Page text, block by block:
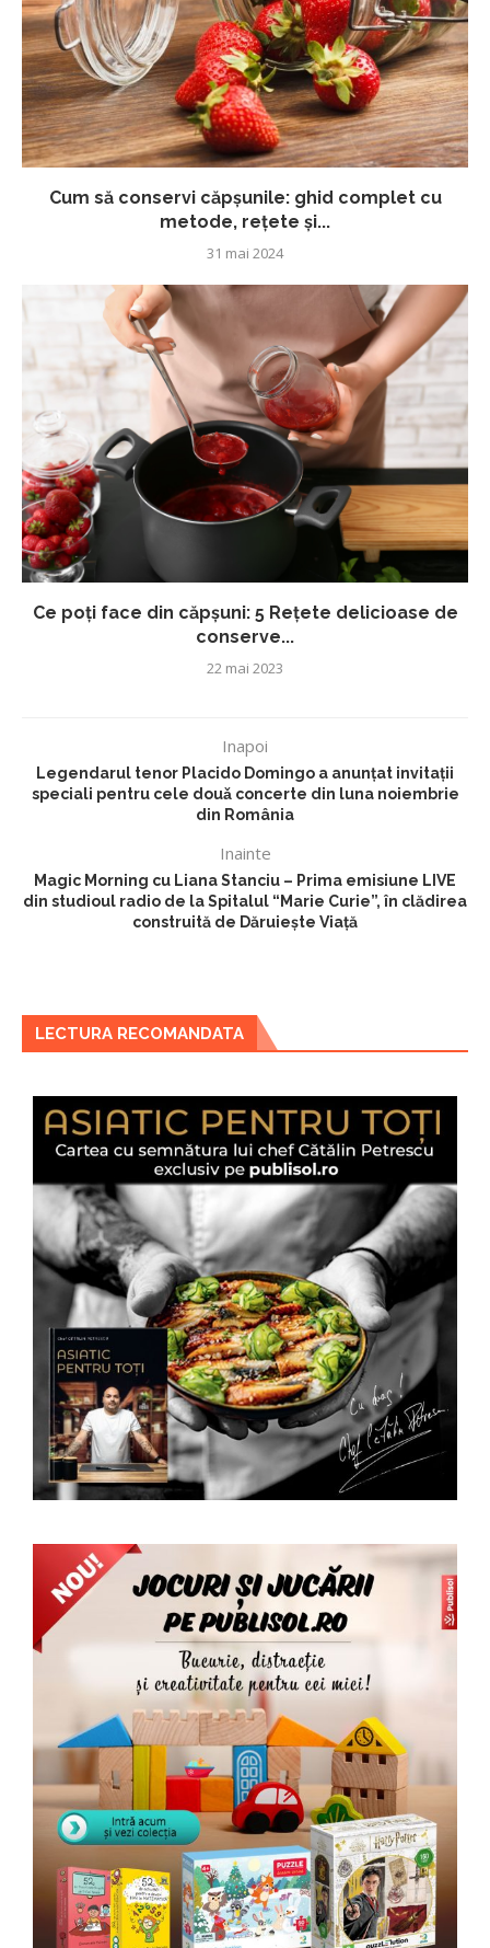
Cum să conservi căpșunile: ghid complet cu
metode, rețete și...
31 mai 2024
Ce poți face din căpșuni: 5 Rețete delicioase de
conserve...
22 mai 2023
Inapoi
Legendarul tenor Placido Domingo a anunțat invitații
speciali pentru cele douǎ concerte din luna noiembrie
din România
Inainte
Magic Morning cu Liana Stanciu – Prima emisiune LIVE
din studioul radio de la Spitalul “Marie Curie”, în clădirea
construită de Dăruieşte Viaţă
LECTURA RECOMANDATA